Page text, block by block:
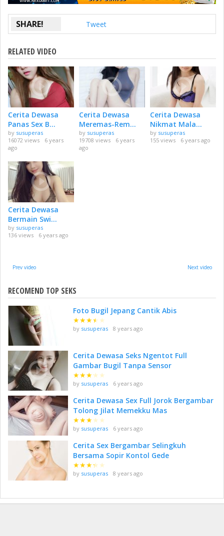
SHARE! Tweet
RELATED VIDEO
Cerita Dewasa
Panas Sex B...
by susuperas
16072 views
6 years
ago
Cerita Dewasa
Meremas-Rem...
by susuperas
19708 views
6 years
ago
Cerita Dewasa
Nikmat Mala...
by susuperas
155 views
6 years ago
Cerita Dewasa
Bermain Swi...
by susuperas
136 views
6 years ago
Prev video Next video
RECOMEND TOP SEKS
Foto Bugil Jepang Cantik Abis
★★★★ ★
by susuperas 8 years ago
Cerita Dewasa Seks Ngentot Full
Gambar Bugil Tanpa Sensor
★★★★ ★
by susuperas 6 years ago
Cerita Dewasa Sex Full Jorok Bergambar
Tolong Jilat Memekku Mas
★★★★ ★
by susuperas 6 years ago
Cerita Sex Bergambar Selingkuh
Bersama Sopir Kontol Gede
★★★★ ★
by susuperas 8 years ago